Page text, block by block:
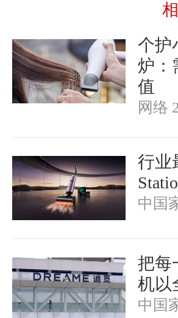
个护
炉：
值
网络
行业
中国
把每
机以
中国